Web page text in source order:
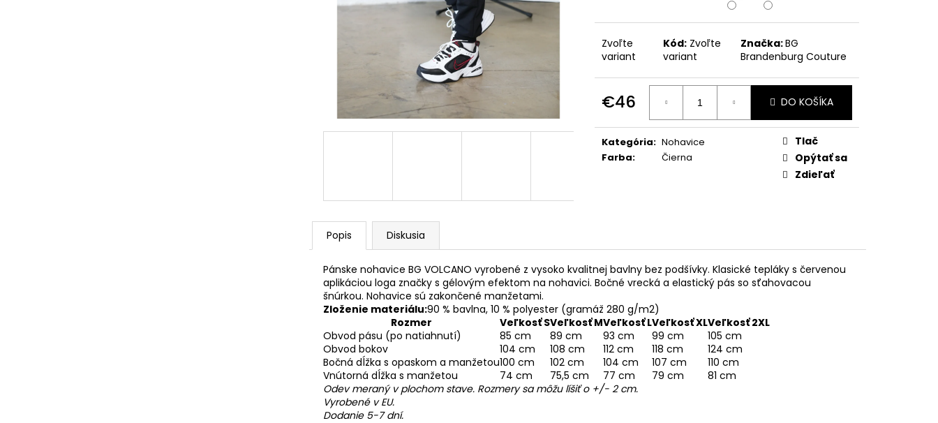
Zvoľte
variant
Kód: Zvoľte
variant
Značka:BG
Brandenburg Couture
€46
Jednotková
cena:
DO KOŠÍKA
Kategória: Nohavice
Farba: Čierna
Tlač
Opýtať sa
Zdieľať
Popis Diskusia
Pánske nohavice BG VOLCANO vyrobené z vysoko kvalitnej bavlny bez podšívky. Klasické tepláky s červenou
aplikáciou loga značky s gélovým efektom na nohavici. Bočné vrecká a elastický pás so sťahovacou
šnúrkou. Nohavice sú zakončené manžetami.
Zloženie materiálu:90 % bavlna, 10 % polyester (gramáž 280 g/m2)
Rozmer
Veľkosť SVeľkosť MVeľkosť LVeľkosť XLVeľkosť 2XL
Obvod pásu (po natiahnutí)
85 cm 89 cm 93 cm 99 cm
105 cm
Obvod bokov
104 cm 108 cm 112 cm 118 cm
124 cm
Bočná dĺžka s opaskom a manžetou100 cm 102 cm 104 cm 107 cm
110 cm
Vnútorná dĺžka s manžetou
74 cm 75,5 cm 77 cm 79 cm
81 cm
Odev meraný v plochom stave. Rozmery sa môžu líšiť o +/- 2 cm.
Vyrobené v EU.
Dodanie 5-7 dní.